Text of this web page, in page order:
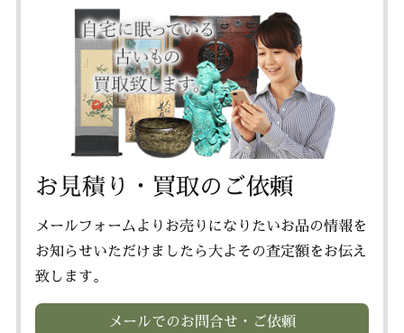
お見積り・買取のご依頼
メールフォームよりお売りになりたいお品の情報を
お知らせいただけましたら大よその査定額をお伝え
致します。
メールでのお問合せ・ご依頼